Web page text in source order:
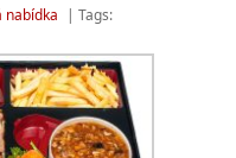
nabídka | Tags: